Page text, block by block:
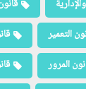
التعمير
المرور